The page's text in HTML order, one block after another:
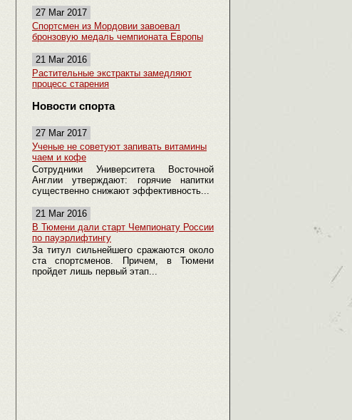
27 Mar 2017
Спортсмен из Мордовии завоевал
бронзовую медаль чемпионата Европы
21 Mar 2016
Растительные экстракты замедляют
процесс старения
Новости спорта
27 Mar 2017
Ученые не советуют запивать витамины
чаем и кофе
Сотрудники Университета Восточной
Англии утверждают: горячие напитки
существенно снижают эффективность...
21 Mar 2016
В Тюмени дали старт Чемпионату России
по пауэрлифтингу
За титул сильнейшего сражаются около
ста спортсменов. Причем, в Тюмени
пройдет лишь первый этап...